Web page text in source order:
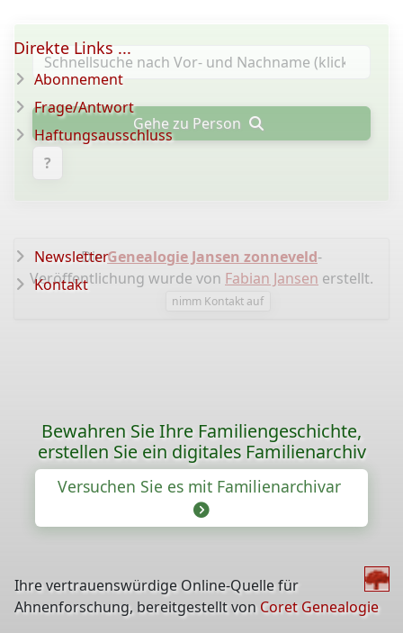
Gehe zu Person
?
DieGenealogie Jansen zonneveld-
Veröffentlichung wurde von Fabian Jansen erstellt.
nimm Kontakt auf
Direkte Links ...
Abonnement
Frage/Antwort
Haftungsausschluss
Newsletter
Kontakt
Bewahren Sie Ihre Familiengeschichte,
erstellen Sie ein digitales Familienarchiv
Versuchen Sie es mit Familienarchivar
Ihre vertrauenswürdige Online-Quelle für
Ahnenforschung, bereitgestellt von Coret Genealogie